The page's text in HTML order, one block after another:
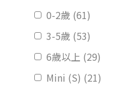
0-2歲 (61)
3-5歲 (53)
6歲以上 (29)
Mini (S) (21)